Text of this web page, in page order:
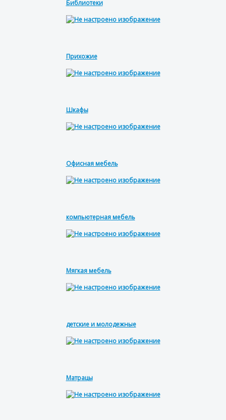
Библиотеки
Прихожие
Шкафы
Офисная мебель
компьютерная мебель
Мягкая мебель
детские и молодежные
Матрацы